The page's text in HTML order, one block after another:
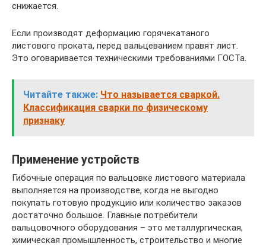
снижается.
Если производят деформацию горячекатаного
листового проката, перед вальцеванием правят лист.
Это оговаривается техническими требованиями ГОСТа.
Читайте также: Что называется сваркой.
Классификация сварки по физическому
признаку
Применение устройств
Гибочные операция по вальцовке листового материала
выполняется на производстве, когда не выгодно
покупать готовую продукцию или количество заказов
достаточно большое. Главные потребители
вальцовочного оборудования – это металлургическая,
химическая промышленность, строительство и многие